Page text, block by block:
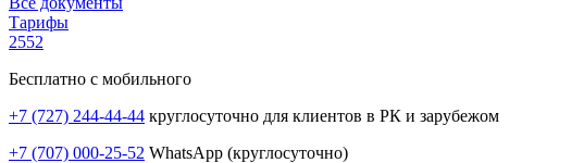
Тарифы
2552
Бесплатно с мобильного
+7 (727) 244-44-44 круглосуточно для клиентов в РК и зарубежом
+7 (707) 000-25-52 WhatsApp (круглосуточно)